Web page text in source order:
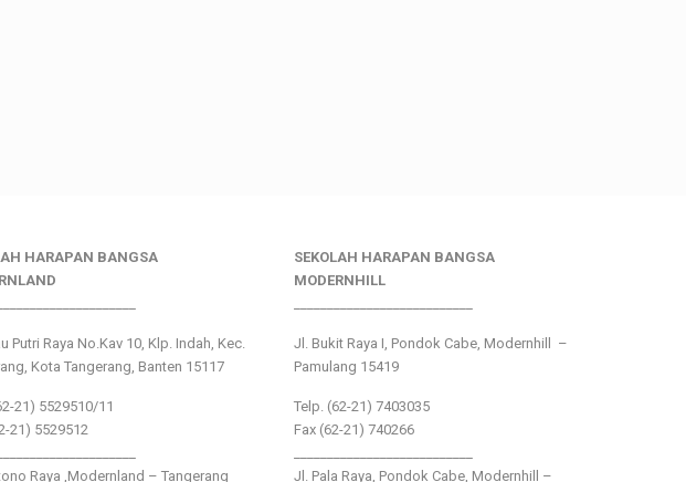
HARAPAN BANGSA
Putri Raya No.Kav 10, Klp. Indah, Kec.
Kota Tangerang, Banten 15117
21) 5529510/11
21) 5529512
Raya ,Modernland – Tangerang
SEKOLAH HARAPAN BANGSA
MODERNHILL
Jl. Bukit Raya I, Pondok Cabe, Modernhill –
Pamulang 15419
Telp. (62-21) 7403035
Fax (62-21) 740266
Jl. Pala Raya, Pondok Cabe, Modernhill –